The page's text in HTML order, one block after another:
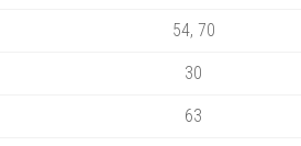
54, 70
30
63